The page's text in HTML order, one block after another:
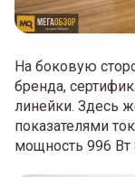
На боковую
бренда,
линейки. Здесь
показателями
мощность 996 Вт